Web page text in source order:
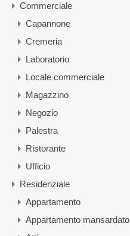
Commerciale
Capannone
Cremeria
Laboratorio
Locale commerciale
Magazzino
Negozio
Palestra
Ristorante
Ufficio
Residenziale
Appartamento
Appartamento mansardato